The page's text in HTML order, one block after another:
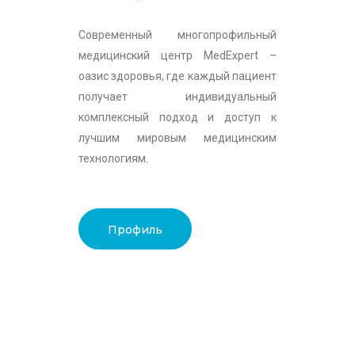
Современный многопрофильный
медицинский центр MedExpert –
оазис здоровья, где каждый пациент
получает индивидуальный
комплексный подход и доступ к
лучшим мировым медицинским
технологиям.
Профиль